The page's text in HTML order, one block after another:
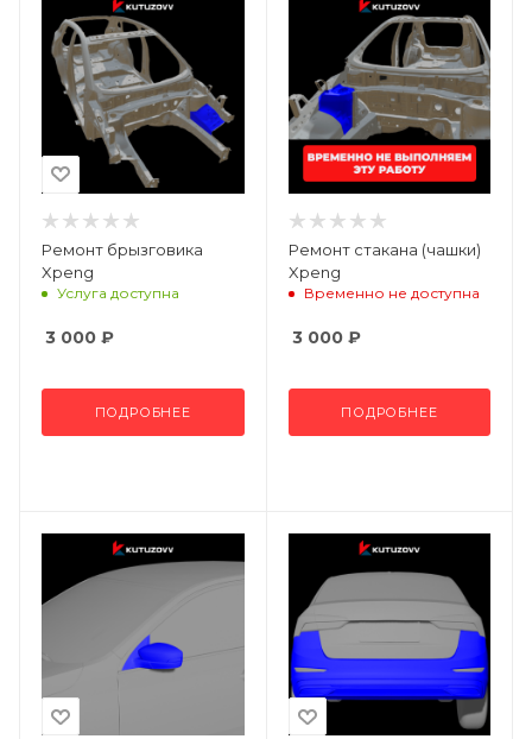
Ремонт брызговика
Xpeng
Услуга доступна
3 000 ₽
ПОДРОБНЕЕ
Ремонт стакана (чашки)
Xpeng
Временно не доступна
3 000₽
ПОДРОБНЕЕ